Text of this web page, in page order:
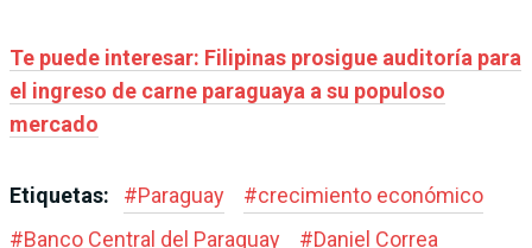
Te puede interesar: Filipinas prosigue auditoría para
el ingreso de carne paraguaya a su populoso
mercado
Etiquetas: #Paraguay #crecimiento económico
#Banco Central del Paraguay #Daniel Correa